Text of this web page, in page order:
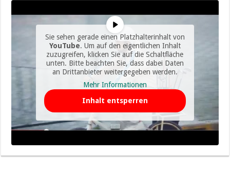
Sie sehen gerade einen Platzhalterinhalt von
YouTube. Um auf den eigentlichen Inhalt
zuzugreifen, klicken Sie auf die Schaltfläche
unten. Bitte beachten Sie, dass dabei Daten
an Drittanbieter weitergegeben werden.
Mehr Informationen
Inhalt entsperren